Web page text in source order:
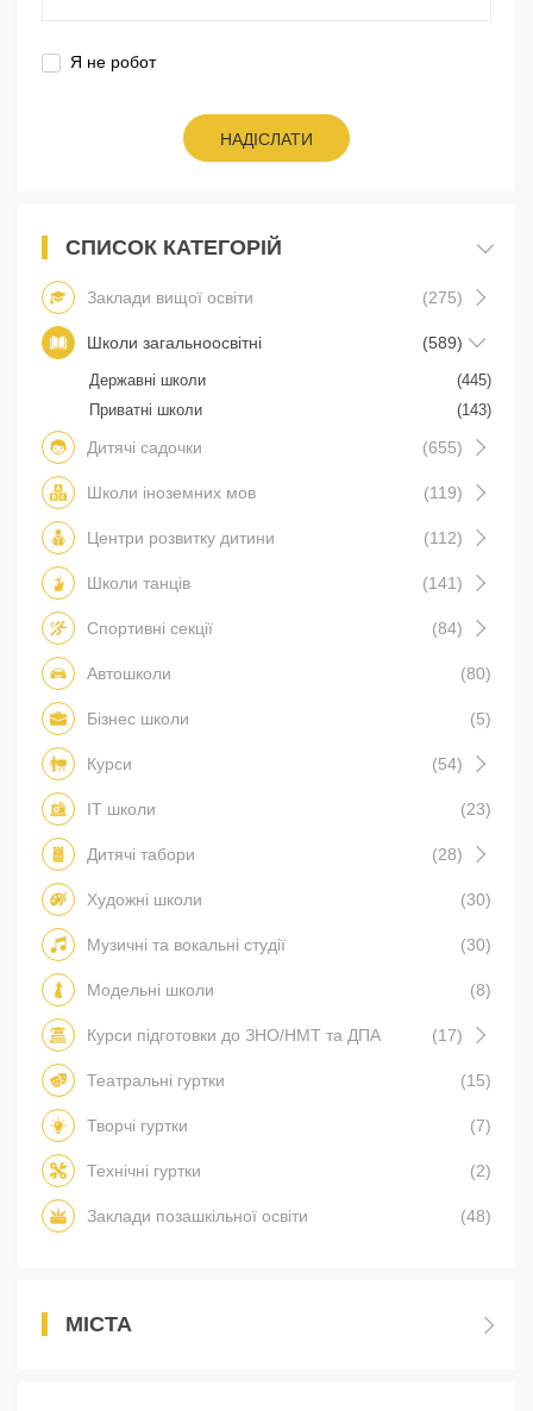
Я не робот
НАДІСЛАТИ
СПИСОК КАТЕГОРІЙ
Заклади вищої освіти (275)
Школи загальноосвітні (589)
Державні школи
(445)
Приватні школи
(143)
Дитячі садочки (655)
Школи іноземних мов (119)
Центри розвитку дитини (112)
Школи танців (141)
Спортивні секції (84)
Автошколи (80)
Бізнес школи (5)
Курси (54)
IT школи (23)
Дитячі табори (28)
Художні школи (30)
Музичні та вокальні студії (30)
Модельні школи (8)
Курси підготовки до ЗНО/НМТ та ДПА (17)
Театральні гуртки (15)
Творчі гуртки (7)
Технічні гуртки (2)
Заклади позашкільної освіти (48)
МІСТА